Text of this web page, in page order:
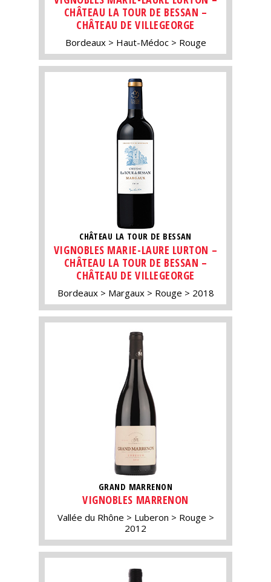
CHÂTEAU LA TOUR DE BESSAN –
CHÂTEAU DE VILLEGEORGE
Bordeaux Haut-Médoc Rouge
CHÂTEAU LA TOUR DE BESSAN
VIGNOBLES MARIE-LAURE LURTON –
CHÂTEAU LA TOUR DE BESSAN –
CHÂTEAU DE VILLEGEORGE
Bordeaux Margaux Rouge 2018
GRAND MARRENON
VIGNOBLES MARRENON
Vallée du Rhône Luberon
Rouge
2012